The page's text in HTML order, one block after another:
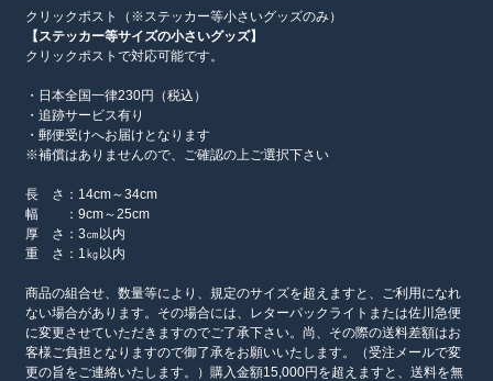
クリックポスト（※ステッカー等小さいグッズのみ）
【ステッカー等サイズの小さいグッズ】
クリックポストで対応可能です。
・日本全国一律230円（税込）
・追跡サービス有り
・郵便受けへお届けとなります
※補償はありませんので、ご確認の上ご選択下さい
長 さ：14cm～34cm
幅 ：9cm～25cm
厚 さ：3㎝以内
重 さ：1㎏以内
商品の組合せ、数量等により、規定のサイズを超えますと、ご利用になれ
ない場合があります。その場合には、レターパックライトまたは佐川急便
に変更させていただきますのでご了承下さい。尚、その際の送料差額はお
客様ご負担となりますので御了承をお願いいたします。（受注メールで変
更の旨をご連絡いたします。）購入金額15,000円を超えますと、送料を無